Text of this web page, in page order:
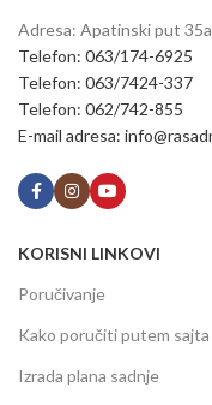
Adresa: Apatinski put
Telefon: 063/174-6925
Telefon: 063/7424-337
Telefon: 062/742-855
E-mail adresa:
KORISNI LINKOVI
Poručivanje
Kako poručiti putem sajta
Izrada plana sadnje